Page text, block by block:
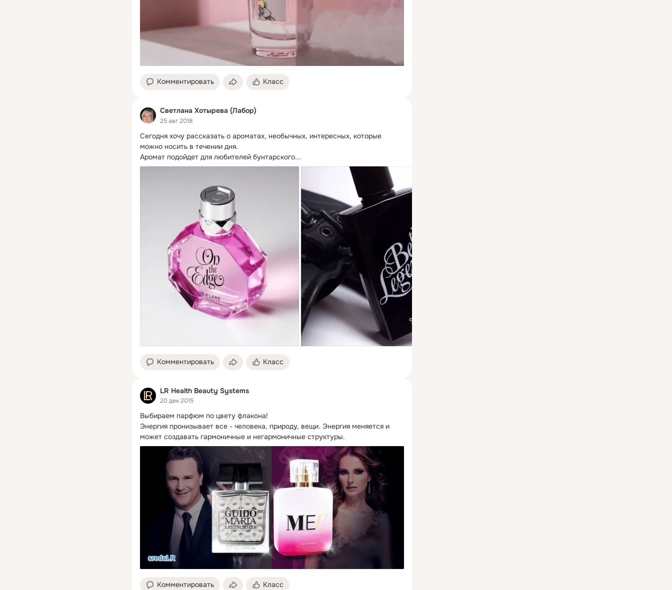
Комментировать Класс
Светлана Хотырева (Лабор)
25 авг 2018
Сегодня хочу рассказать о ароматах, необычных, интересных, которые
можно носить в течении дня.
Аромат подойдет для любителей бунтарского...
Комментировать Класс
LR Health Beauty Systems
20 дек 2015
Выбираем парфюм по цвету флакона!
Энергия пронизывает все - человека, природу, вещи. Энергия меняется и
может создавать гармоничные и негармоничные структуры.
Комментировать Класс